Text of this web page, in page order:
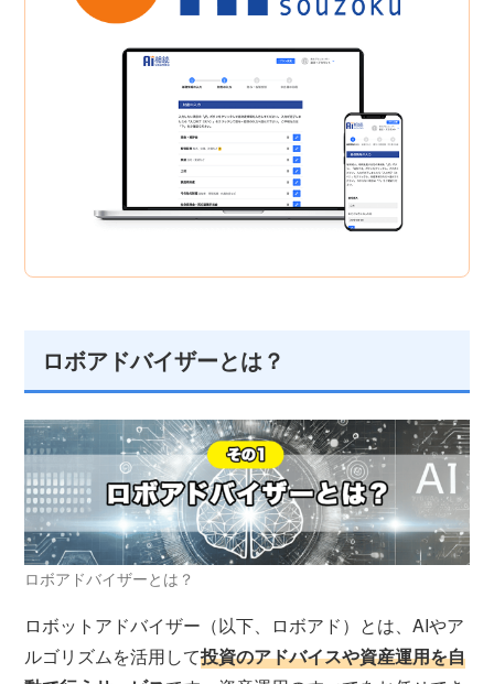
ロボアドバイザーとは？
ロボアドバイザーとは？
ロボットアドバイザー（以下、ロボアド）とは、AIやア
ルゴリズムを活用して投資のアドバイスや資産運用を自